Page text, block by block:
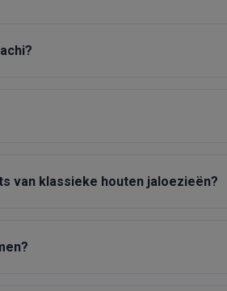
van klassieke houten jaloezieën?